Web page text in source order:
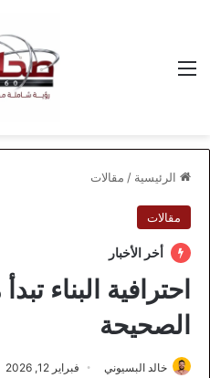
الرئيسية / مقالات
مقالات
أخر الأخبار
احترافية البناء
الصحيحة
خالد البسيوني فبراير 12, 2026